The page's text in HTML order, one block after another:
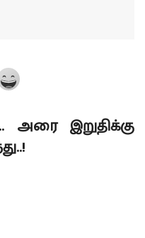
அரை இறுதிக்கு